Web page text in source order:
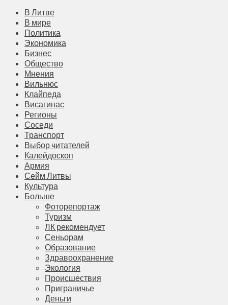
В Литве
В мире
Политика
Экономика
Бизнес
Общество
Мнения
Вильнюс
Клайпеда
Висагинас
Регионы
Соседи
Транспорт
Выбор читателей
Калейдоскоп
Армия
Сейм Литвы
Культура
Больше
Фоторепортаж
Туризм
ЛК рекомендует
Сеньорам
Образование
Здравоохранение
Экология
Происшествия
Приграничье
Деньги